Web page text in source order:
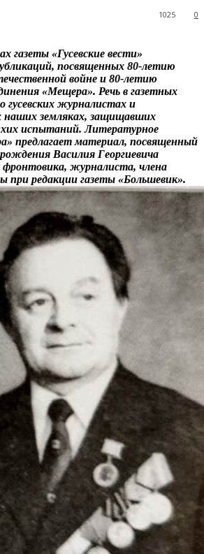
0
1025
газеты «Гусевские вести»
посвященных 80-летию
войне и 80-летию
«Мещера». Речь в газетных
гусевских журналистах и
наших земляках, защищавших
испытаний. Литературное
предлагает материал, посвященный
Василия Георгиевича
журналиста, члена
при редакции газеты «Большевик».